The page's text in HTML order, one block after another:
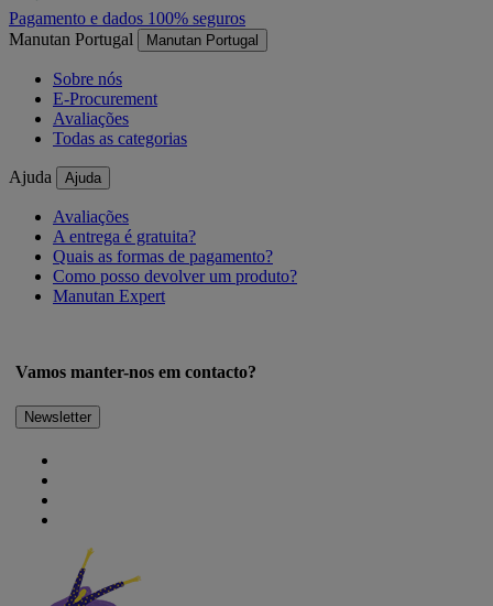
Pagamento e dados 100% seguros
Manutan Portugal
Manutan Portugal
Sobre nós
E-Procurement
Avaliações
Todas as categorias
Ajuda Ajuda
Avaliações
A entrega é gratuita?
Quais as formas de pagamento?
Como posso devolver um produto?
Manutan Expert
Vamos manter-nos em contacto?
Newsletter